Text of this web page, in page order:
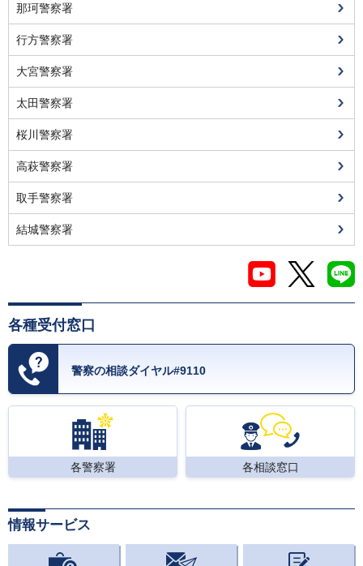
那珂警察署
行方警察署
大宮警察署
太田警察署
桜川警察署
高萩警察署
取手警察署
結城警察署
各種受付窓口
警察の相談ダイヤル#9110
各警察署 各相談窓口
情報サービス